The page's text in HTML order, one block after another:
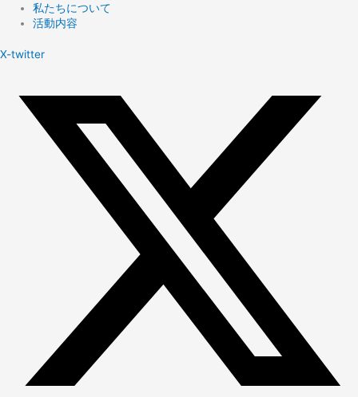
私たちについて
活動内容
X-twitter